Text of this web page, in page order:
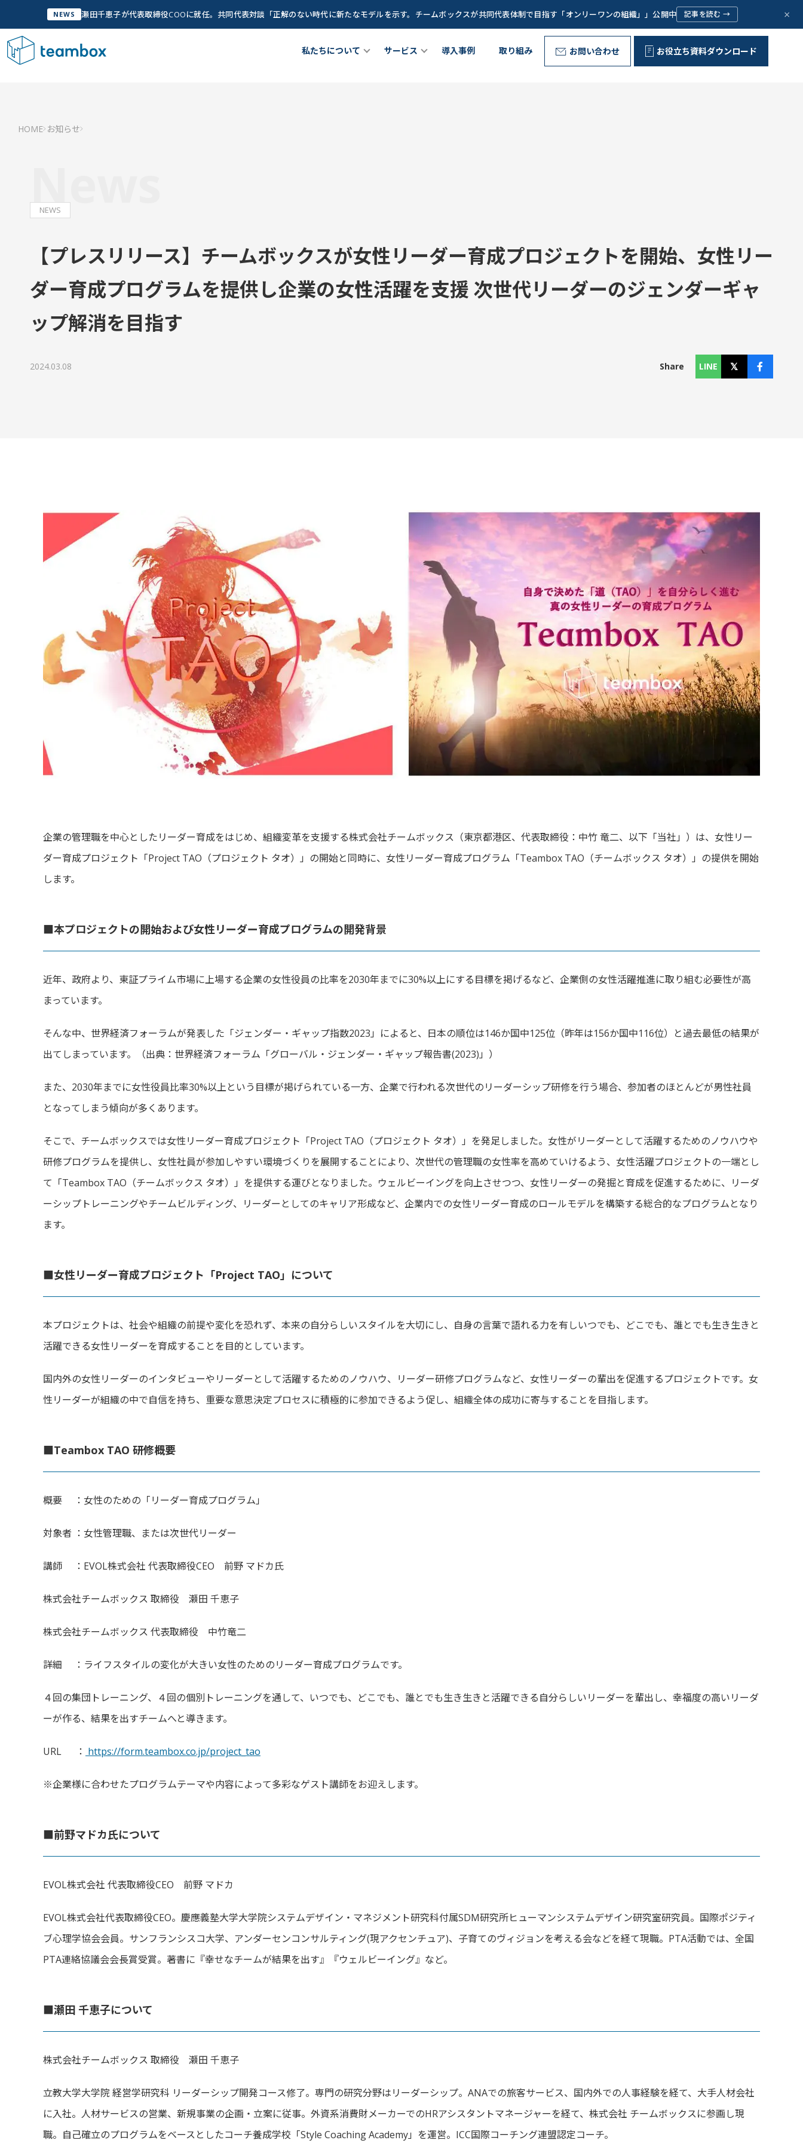
NEWS 瀬田千恵子が代表取締役COOに就任。共同代表対談「正解のない時代に新たなモデルを示す。チームボックスが共同代表体制で目指す「オンリーワンの組織」」公開中 記事を読む → ×
私たちについて サービス
Service
導入事例 取り組み お問い合わせ お役立ち資料ダウンロード
代表ご挨拶
チームボックスで実現できること
Teambox TAO
資料請求 お問い合わせ 個人情報保護方針 利用規約
HOME お知らせ
News
NEWS
【プレスリリース】チームボックスが女性リーダー育成プロジェクトを開始、女性リー
ダー育成プログラムを提供し企業の女性活躍を支援 次世代リーダーのジェンダーギャ
ップ解消を目指す
2024.03.08 Share LINE
企業の管理職を中心としたリーダー育成をはじめ、 組織変革を支援する株式会社チームボックス（東京都港区、 代表取締役：中竹 竜二、以下「当社」）は、女性リー
ダー育成プロジェクト「Project TAO（プロジェクト タオ）」の開始と同時に、女性リーダー育成プログラム「Teambox TAO（チームボックス タオ）」の提供を開始
します。
■本プロジェクトの開始および女性リーダー育成プログラムの開発背景
近年、政府より、 東証プライム市場に上場する企業の女性役員の比率を2030年までに30%以上にする目標を掲げるなど、 企業側の女性活躍推進に取り組む必要性が高
まっています。
そんな中、世界経済フォーラムが発表した「ジェンダー・ ギャップ指数2023」によると、 日本の順位は146か国中125位（昨年は156か国中116位）
と過去最低の結果が
出てしまっています。（出典： 世界経済フォーラム「グローバル・ジェンダー・ギャップ報告書(2023)」）
また、2030年までに女性役員比率30%以上という目標が掲げられている一方、 企業で行われる次世代のリーダーシップ研修を行う場合、 参加者のほとんどが男性社員
となってしまう傾向が多くあります。
そこで、チームボックスでは女性リーダー育成プロジェクト「Project TAO（プロジェクト タオ）」を発足しました。 女性がリーダーとして活躍するためのノウハウや
研修プログラムを提供し、 女性社員が参加しやすい環境づくりを展開することにより、 次世代の管理職の女性率を高めていけるよう、 女性活躍プロジェクトの一端とし
て「Teambox TAO（チームボックス タオ）」を提供する運びとなりました。 ウェルビーイングを向上させつつ、 女性リーダーの発掘と育成を促進するために、 リーダ
ーシップトレーニングやチームビルディング、 リーダーとしてのキャリア形成など、 企業内での女性リーダー育成のロールモデルを構築する総合的なプログラムとなり
ます。
■女性リーダー育成プロジェクト「Project TAO」について
本プロジェクトは、社会や組織の前提や変化を恐れず、 本来の自分らしいスタイルを大切にし、 自身の言葉で語れる力を有しいつでも、どこでも、 誰とでも生き生きと
活躍できる女性リーダーを育成することを目的としています。
国内外の女性リーダーのインタビューやリーダーとして活躍するためのノウハウ、リーダー研修プログラムなど、 女性リーダーの輩出を促進するプロジェクトです。 女
性リーダーが組織の中で自信を持ち、 重要な意思決定プロセスに積極的に参加できるよう促し、 組織全体の成功に寄与することを目指します。
■Teambox TAO 研修概要
概要 ：女性のための「リーダー育成プログラム」
対象者 ：女性管理職、または次世代リーダー
講師 ：EVOL株式会社 代表取締役CEO 前野 マドカ氏
株式会社チームボックス 取締役 瀬田 千恵子
株式会社チームボックス 代表取締役 中竹竜二
詳細 ： ライフスタイルの変化が大きい女性のためのリーダー育成プログラムです。
４回の集団トレーニング、４回の個別トレーニングを通して、 いつでも、どこでも、 誰とでも生き生きと活躍できる自分らしいリーダーを輩出し、 幸福度の高いリーダ
ーが作る、結果を出すチームへと導きます。
URL ： https://form.teambox.co.jp/project_tao
※企業様に合わせたプログラムテーマや内容によって多彩なゲスト講師をお迎えします。
■前野マドカ氏について
EVOL株式会社 代表取締役CEO 前野 マドカ
EVOL株式会社代表取締役CEO。 慶應義塾大学大学院システムデザイン・ マネジメント研究科付属SDM研究所ヒューマンシステムデザイン研究室研究員。国際ポジティ
ブ心理学協会会員。 サンフランシスコ大学、アンダーセンコンサルティング(現アクセンチュア)、 子育てのヴィジョンを考える会などを経て現職。PTA活動では、 全国
PTA連絡協議会会長賞受賞。著書に『幸せなチームが結果を出す』『ウェルビーイング』など。
■瀬田 千恵子について
株式会社チームボックス 取締役 瀬田 千恵子
立教大学大学院 経営学研究科 リーダーシップ開発コース修了。専門の研究分野はリーダーシップ。ANAでの旅客サービス、 国内外での人事経験を経て、大手人材会社
に入社。 人材サービスの営業、新規事業の企画・立案に従事。 外資系消費財メーカーでのHRアシスタントマネージャーを経て、 株式会社 チームボックスに参画し現
職。 自己確立のプログラムをベースとしたコーチ養成学校「Style Coaching Academy」を運営。ICC国際コーチング連盟認定コーチ。